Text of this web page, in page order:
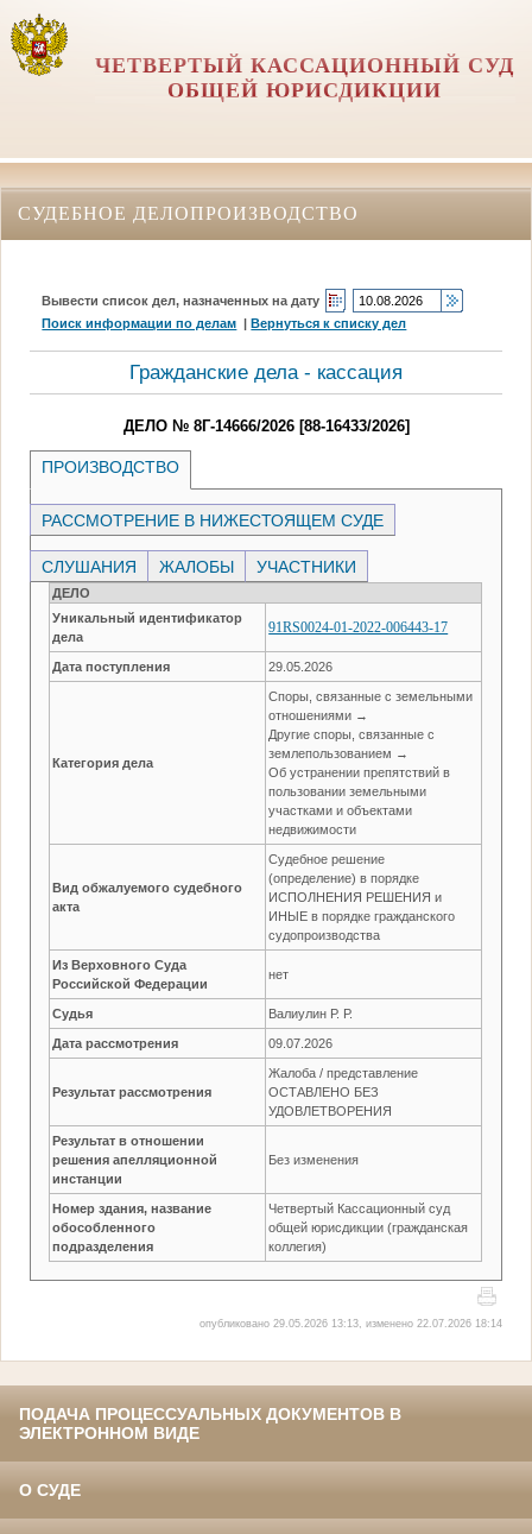
ЧЕТВЕРТЫЙ КАССАЦИОННЫЙ СУД
ОБЩЕЙ ЮРИСДИКЦИИ
СУДЕБНОЕ ДЕЛОПРОИЗВОДСТВО
Вывести список дел, назначенных на дату
Поиск информации по делам |Вернуться к списку дел
Гражданские дела - кассация
ДЕЛО № 8Г-14666/2026 [88-16433/2026]
ПРОИЗВОДСТВО
РАССМОТРЕНИЕ В НИЖЕСТОЯЩЕМ СУДЕ
СЛУШАНИЯ ЖАЛОБЫ УЧАСТНИКИ
ДЕЛО
Уникальный идентификатор
дела
91RS0024-01-2022-006443-17
Дата поступления 29.05.2026
Категория дела
Споры, связанные с земельными
отношениями →
Другие споры, связанные с
землепользованием →
Об устранении препятствий в
пользовании земельными
участками и объектами
недвижимости
Вид обжалуемого судебного
акта
Судебное решение
(определение) в порядке
ИСПОЛНЕНИЯ РЕШЕНИЯ и
ИНЫЕ в порядке гражданского
судопроизводства
Из Верховного Суда
Российской Федерации
нет
Судья Валиулин Р. Р.
Дата рассмотрения 09.07.2026
Результат рассмотрения
Жалоба / представление
ОСТАВЛЕНО БЕЗ
УДОВЛЕТВОРЕНИЯ
Результат в отношении
решения апелляционной
инстанции
Без изменения
Номер здания, название
обособленного
подразделения
Четвертый Кассационный суд
общей юрисдикции (гражданская
коллегия)
опубликовано 29.05.2026 13:13, изменено 22.07.2026 18:14
ПОДАЧА ПРОЦЕССУАЛЬНЫХ ДОКУМЕНТОВ В
ЭЛЕКТРОННОМ ВИДЕ
О СУДЕ